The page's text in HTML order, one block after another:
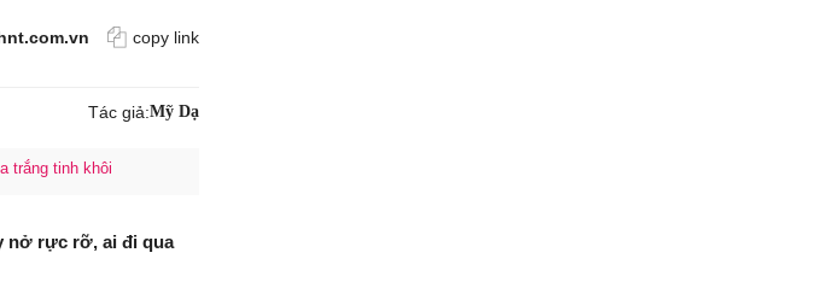
copy link
Tác giả:Mỹ Dạ
trắng tinh khôi
nở rực rỡ, ai đi qua